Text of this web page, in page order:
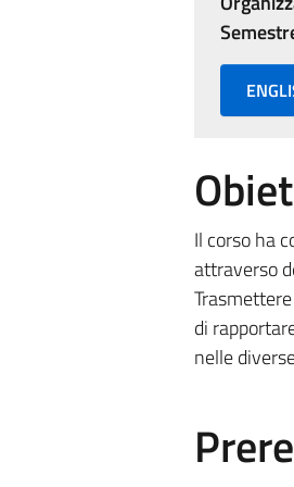
Il corso ha
attraverso
di
nelle